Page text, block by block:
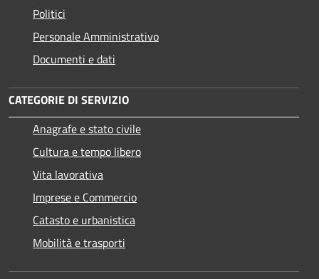
Politici
Personale Amministrativo
Documenti e dati
CATEGORIE DI SERVIZIO
Anagrafe e stato civile
Cultura e tempo libero
Vita lavorativa
Imprese e Commercio
Catasto e urbanistica
Mobilità e trasporti